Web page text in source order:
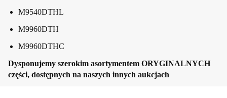
M9540DTHL
M9960DTH
M9960DTHC
Dysponujemy szerokim asortymentem ORYGINALNYCH
części, dostępnych na naszych innych aukcjach